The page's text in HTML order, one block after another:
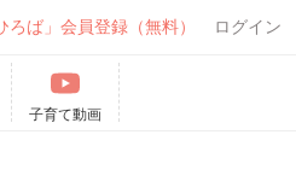
ろば」会員登録（無料） ログイン
子育て動画